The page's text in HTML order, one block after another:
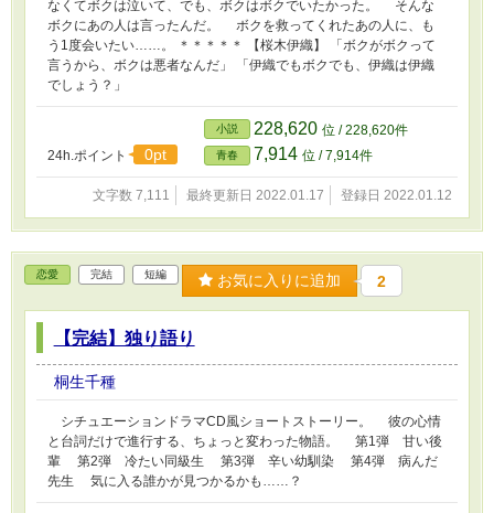
なくてボクは泣いて、でも、ボクはボクでいたかった。 そんな
ボクにあの人は言ったんだ。 ボクを救ってくれたあの人に、も
う1度会いたい……。 ＊＊＊＊＊ 【桜木伊織】 「ボクがボクって
言うから、ボクは悪者なんだ」 「伊織でもボクでも、伊織は伊織
でしょう？」
24h.ポイント 0pt
小説 228,620 位 / 228,620件
青春 7,914 位 / 7,914件
文字数 7,111 最終更新日 2022.01.17 登録日 2022.01.12
恋愛 完結 短編 お気に入りに追加 2
【完結】独り語り
桐生千種
シチュエーションドラマCD風ショートストーリー。 彼の心情
と台詞だけで進行する、ちょっと変わった物語。 第1弾 甘い後
輩 第2弾 冷たい同級生 第3弾 辛い幼馴染 第4弾 病んだ
先生 気に入る誰かが見つかるかも……？